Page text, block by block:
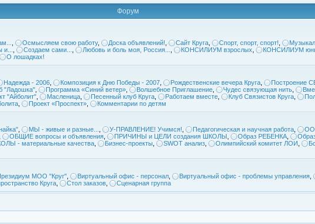
Форум
Осмысляем свою работу, Доска объявлений! Сайт Круга Спорт, спорт, спорт!
Создаем сами... Любовь и боль моя, Россия... КОНСИЛИУМ взрослых КОНСИЛИУМ
О лошадках!
Надежда - 2006 Композиция к Дню Победы - 2007 Рождественские вечера Круга Построение
"Ладошка" Программа «Синий ветер» Волшебное Приглашение Чудес связующая нить
"Айболит" Масленица Песенный клуб Круга Работаем вместе Клуб Связистов Круга
Проект «Проспект» Комментарии по детям
МЫ - живые и разные... У-ПРАВЛЕНИЕ! Учимся! Педагогическая и научная работа
ОБЩИЕ вопросы и объявления ПРИЧИНЫ и ЦЕЛИ создания ШКОЛЫ Образ РЕБЕНКА
- материальные качества Бизнес-проекты SWOT анализ Олимпийский комитет ЛОИ
МОО "Круг" Виртуальный офис - персонал Виртуальный офис - проблемы управления
Круга Стол заказов Сценарная группа